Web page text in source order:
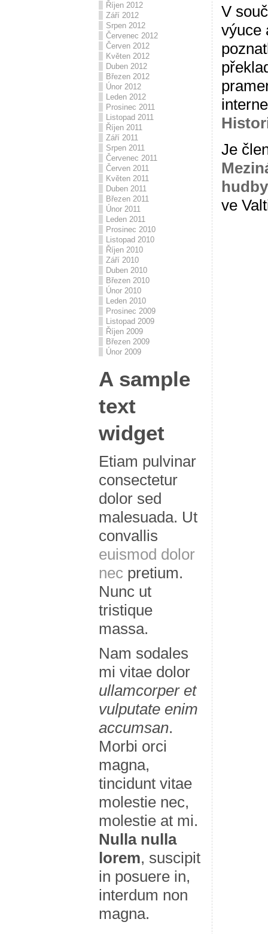
Říjen 2012
Září 2012
Srpen 2012
Červenec 2012
Červen 2012
Květen 2012
Duben 2012
Březen 2012
Únor 2012
Leden 2012
Prosinec 2011
Listopad 2011
Říjen 2011
Září 2011
Srpen 2011
Červenec 2011
Červen 2011
Květen 2011
Duben 2011
Březen 2011
Únor 2011
Leden 2011
Prosinec 2010
Listopad 2010
Říjen 2010
Září 2010
Duben 2010
Březen 2010
Únor 2010
Leden 2010
Prosinec 2009
Listopad 2009
Říjen 2009
Březen 2009
Únor 2009
A sample
text
widget
Etiam pulvinar
consectetur
dolor sed
malesuada. Ut
convallis
euismod dolor
nec pretium.
Nunc ut
tristique
massa.
Nam sodales
mi vitae dolor
ullamcorper et
vulputate enim
accumsan.
Morbi orci
magna,
tincidunt vitae
molestie nec,
molestie at mi.
Nulla nulla
lorem, suscipit
in posuere in,
interdum non
magna.
V
výuce
Je
hudby
ve